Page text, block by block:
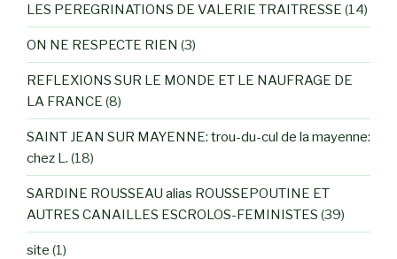
LES PEREGRINATIONS DE VALERIE TRAITRESSE (14)
ON NE RESPECTE RIEN (3)
REFLEXIONS SUR LE MONDE ET LE NAUFRAGE DE
LA FRANCE (8)
SAINT JEAN SUR MAYENNE: trou-du-cul de la mayenne:
chez L. (18)
SARDINE ROUSSEAU alias ROUSSEPOUTINE ET
AUTRES CANAILLES ESCROLOS-FEMINISTES (39)
site (1)